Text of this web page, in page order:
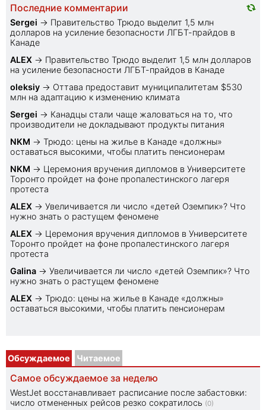
Последние комментарии
Sеrgei → Правительство Трюдо выделит 1,5 млн
долларов на усиление безопасности ЛГБТ-прайдов в
Канаде
ALEX → Правительство Трюдо выделит 1,5 млн долларов
на усиление безопасности ЛГБТ-прайдов в Канаде
oleksiy → Оттава предоставит муниципалитетам $530
млн на адаптацию к изменению климата
Sеrgei → Канадцы стали чаще жаловаться на то, что
производители не докладывают продукты питания
NKM → Трюдо: цены на жилье в Канаде «должны»
оставаться высокими, чтобы платить пенсионерам
NKM → Церемония вручения дипломов в Университете
Торонто пройдет на фоне пропалестинского лагеря
протеста
ALEX → Увеличивается ли число «детей Оземпик»? Что
нужно знать о растущем феномене
ALEX → Церемония вручения дипломов в Университете
Торонто пройдет на фоне пропалестинского лагеря
протеста
Galina → Увеличивается ли число «детей Оземпик»? Что
нужно знать о растущем феномене
ALEX → Трюдо: цены на жилье в Канаде «должны»
оставаться высокими, чтобы платить пенсионерам
Обсуждаемое Читаемое
Самое обсуждаемое за неделю
WestJet восстанавливает расписание после забастовки:
число отмененных рейсов резко сократилось (0)